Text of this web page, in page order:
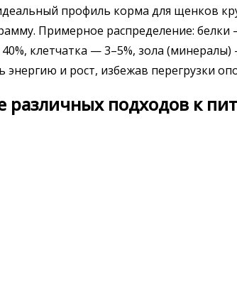
профиль корма для щенков
Примерное распределение:
клетчатка — 3–5%, зола (минералы)
энергию и рост, избежав перегрузки
различных подходов к